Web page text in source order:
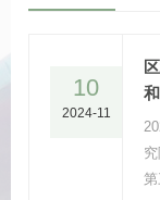
10
2024-11